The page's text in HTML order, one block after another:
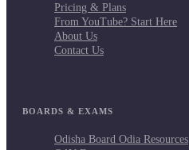
Pricing & Plans
From YouTube? Start Here
About Us
Contact Us
BOARDS & EXAMS
Odisha Board Odia Resources